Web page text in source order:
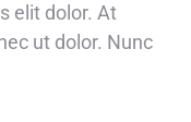
elit dolor. At
ut dolor. Nunc